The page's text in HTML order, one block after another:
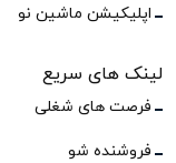
اپلیکیشن ماشین نو
لینک های سریع
فرصت های شغلی
فروشنده شو